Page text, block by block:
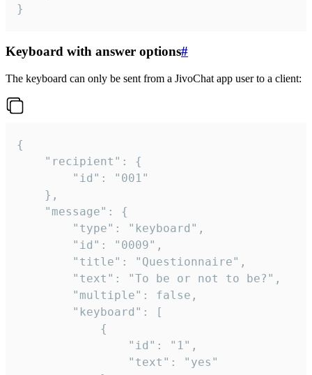
}
Keyboard with answer options#
The keyboard can only be sent from a JivoChat app user to a client:
{